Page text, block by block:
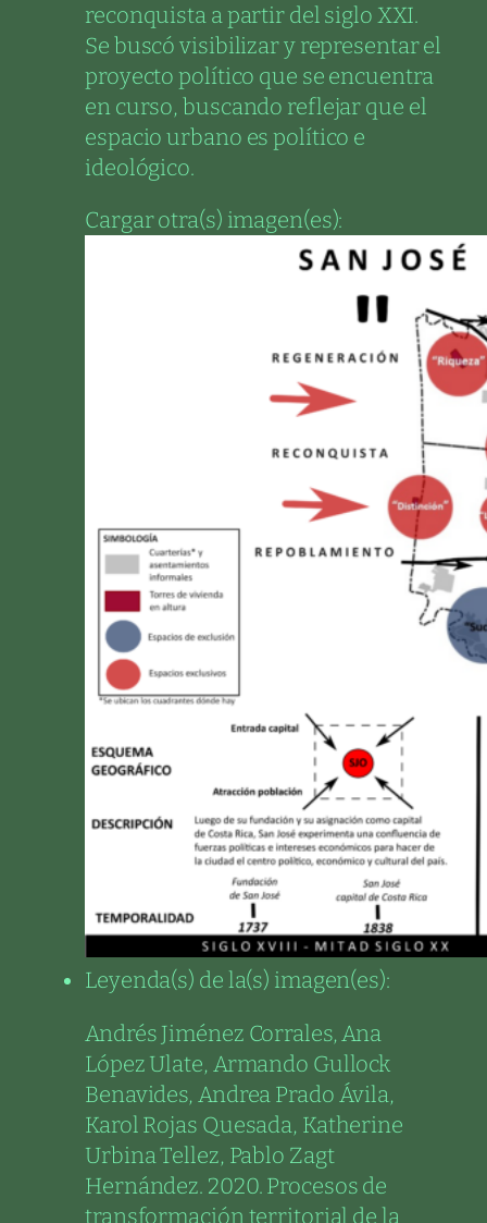
reconquista a partir del siglo XXI.
Se buscó visibilizar y representar el
proyecto político que se encuentra
en curso, buscando reflejar que el
espacio urbano es político e
ideológico.
Cargar otra(s) imagen(es):
Leyenda(s) de la(s) imagen(es):
Andrés Jiménez Corrales, Ana
López Ulate, Armando Gullock
Benavides, Andrea Prado Ávila,
Karol Rojas Quesada, Katherine
Urbina Tellez, Pablo Zagt
Hernández. 2020. Procesos de
transformación territorial de la